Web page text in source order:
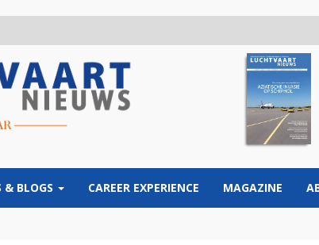
& BLOGS CAREER EXPERIENCE MAGAZINE